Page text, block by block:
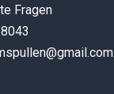
Fragen